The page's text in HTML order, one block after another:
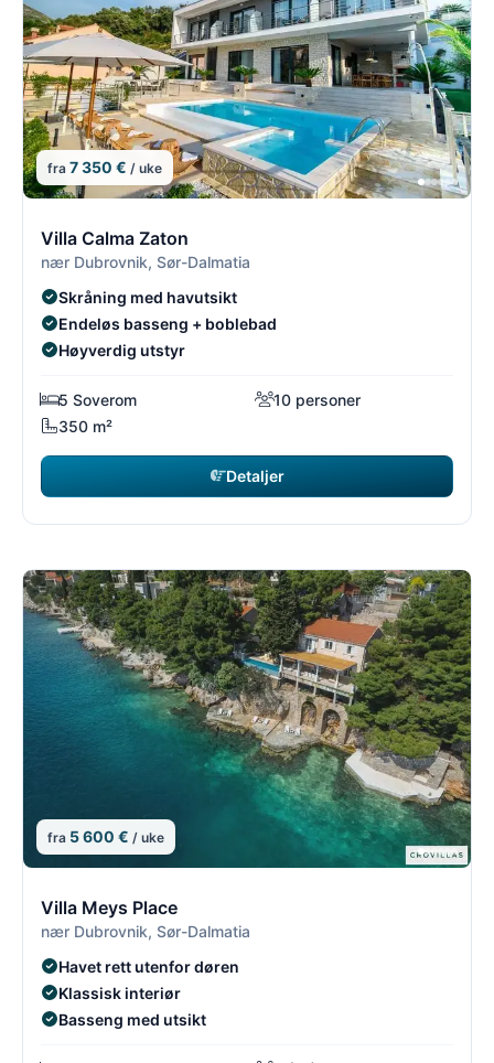
fra 7 350 € / uke
Villa Calma Zaton
nær Dubrovnik, Sør-Dalmatia
Skråning med havutsikt
Endeløs basseng + boblebad
Høyverdig utstyr
5 Soverom
10 personer
350 m²
Detaljer
fra 5 600 € / uke
Villa Meys Place
nær Dubrovnik, Sør-Dalmatia
Havet rett utenfor døren
Klassisk interiør
Basseng med utsikt